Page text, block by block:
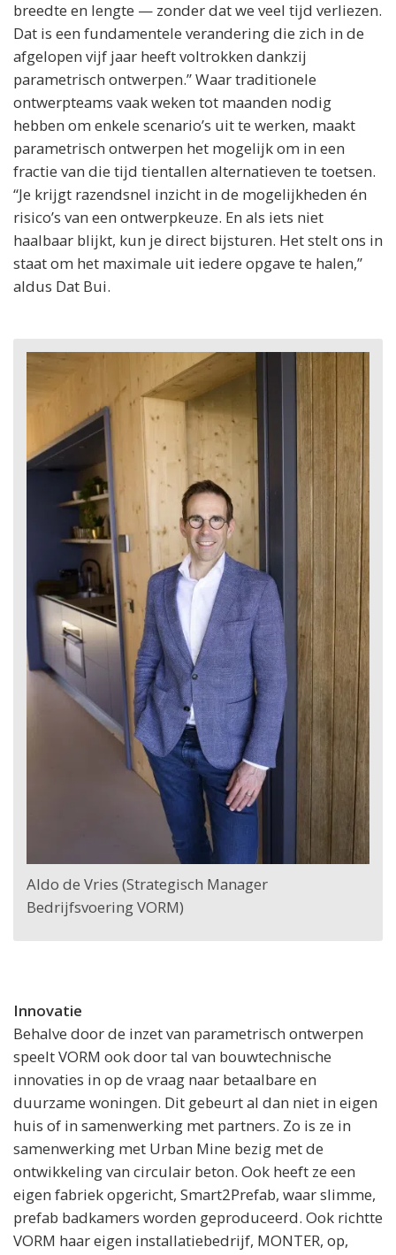
breedte en lengte — zonder dat we veel tijd verliezen.
Dat is een fundamentele verandering die zich in de
afgelopen vijf jaar heeft voltrokken dankzij
parametrisch ontwerpen.” Waar traditionele
ontwerpteams vaak weken tot maanden nodig
hebben om enkele scenario’s uit te werken, maakt
parametrisch ontwerpen het mogelijk om in een
fractie van die tijd tientallen alternatieven te toetsen.
“Je krijgt razendsnel inzicht in de mogelijkheden én
risico’s van een ontwerpkeuze. En als iets niet
haalbaar blijkt, kun je direct bijsturen. Het stelt ons in
staat om het maximale uit iedere opgave te halen,”
aldus Dat Bui.
Aldo de Vries (Strategisch Manager
Bedrijfsvoering VORM)
Innovatie
Behalve door de inzet van parametrisch ontwerpen
speelt VORM ook door tal van bouwtechnische
innovaties in op de vraag naar betaalbare en
duurzame woningen. Dit gebeurt al dan niet in eigen
huis of in samenwerking met partners. Zo is ze in
samenwerking met Urban Mine bezig met de
ontwikkeling van circulair beton. Ook heeft ze een
eigen fabriek opgericht, Smart2Prefab, waar slimme,
prefab badkamers worden geproduceerd. Ook richtte
VORM haar eigen installatiebedrijf, MONTER, op,